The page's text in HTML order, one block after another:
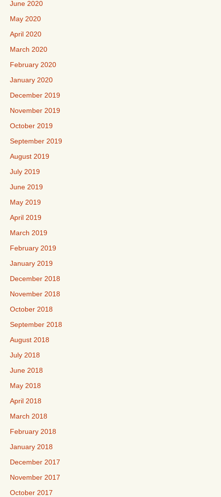
June 2020
May 2020
April 2020
March 2020
February 2020
January 2020
December 2019
November 2019
October 2019
September 2019
August 2019
July 2019
June 2019
May 2019
April 2019
March 2019
February 2019
January 2019
December 2018
November 2018
October 2018
September 2018
August 2018
July 2018
June 2018
May 2018
April 2018
March 2018
February 2018
January 2018
December 2017
November 2017
October 2017